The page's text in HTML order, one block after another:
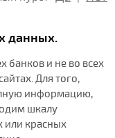
данных.
банков и не во всех
Для того,
информацию,
шкалу
или красных